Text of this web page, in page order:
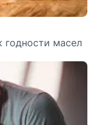
годности масел